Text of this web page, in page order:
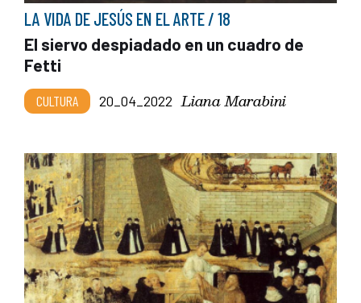
LA VIDA DE JESÚS EN EL ARTE / 18
El siervo despiadado en un cuadro de
Fetti
CULTURA 20_04_2022 Liana Marabini